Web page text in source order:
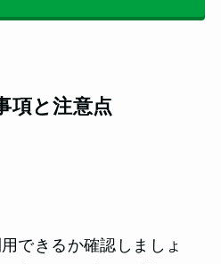
項と注意点
できるか確認しましょ